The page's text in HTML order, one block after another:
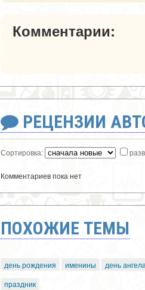
Комментарии:
РЕЦЕНЗИИ
Сортировка:
Комментариев пока нет
ПОХОЖИЕ ТЕМЫ
день рождения именины день ангела
праздник